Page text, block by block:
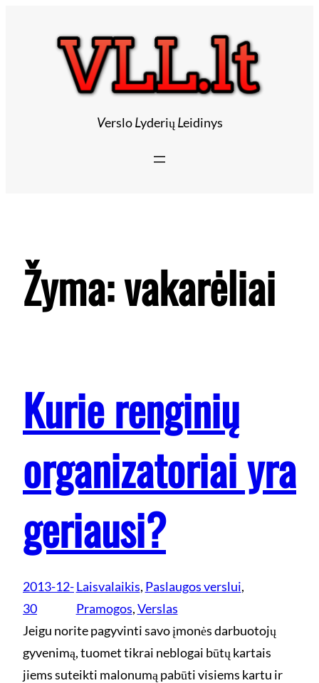
VersloLyderių Leidinys
Žyma:vakarėliai
Kurie renginių
organizatoriai yra
geriausi?
2013-12-
30
Laisvalaikis, Paslaugos verslui
Pramogos, Verslas
Jeigu norite pagyvinti savo įmonės darbuotojų
gyvenimą, tuomet tikrai neblogai būtų kartais
jiems suteikti malonumą pabūti visiems kartu ir